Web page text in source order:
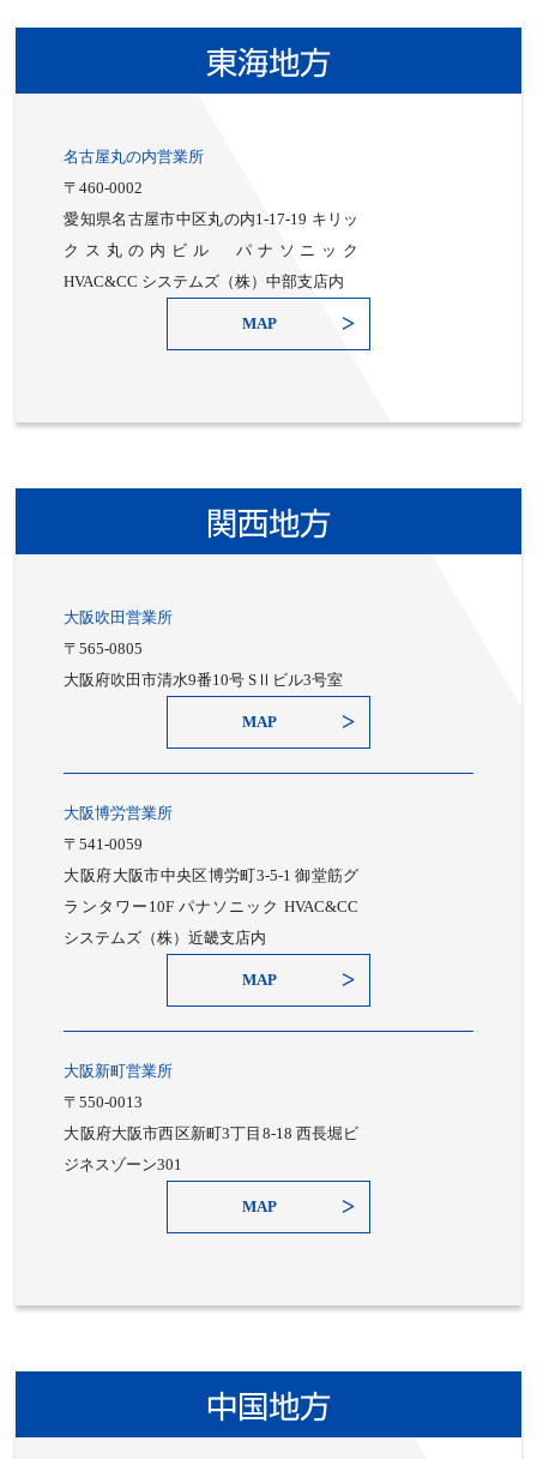
東海地方
名古屋丸の内営業所
〒460-0002
愛知県名古屋市中区丸の内1-17-19 キリッ
クス丸の内ビル パナソニック
HVAC&CC システムズ（株）中部支店内
MAP
関西地方
大阪吹田営業所
〒565-0805
大阪府吹田市清水9番10号 SⅡビル3号室
MAP
大阪博労営業所
〒541-0059
大阪府大阪市中央区博労町3-5-1 御堂筋グ
ランタワー10F パナソニック HVAC&CC
システムズ（株）近畿支店内
MAP
大阪新町営業所
〒550-0013
大阪府大阪市西区新町3丁目8-18 西長堀ビ
ジネスゾーン301
MAP
中国地方